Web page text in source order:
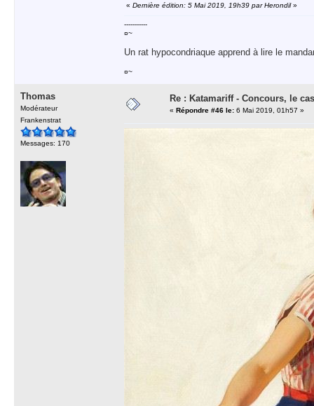
« Dernière édition: 5 Mai 2019, 19h39 par Herondil»
-----------
¤~
Un rat hypocondriaque apprend à lire le
¤~
Thomas
Modérateur
Frankenstrat
Messages: 170
Re : Katamariff - Concours, le
« Répondre #46 le: 6 Mai 2019, 01h57 »